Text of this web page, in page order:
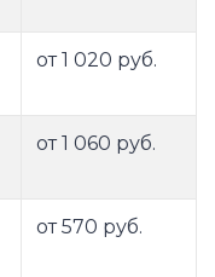
от 1 020 руб.
от 1 060 руб.
от 570 руб.